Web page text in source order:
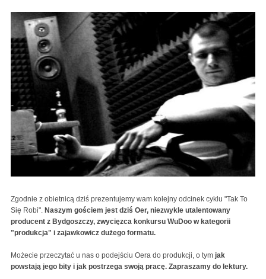
Zgodnie z obietnicą dziś prezentujemy wam kolejny odcinek cyklu "Tak To
Się Robi". Naszym gościem jest dziś Oer, niezwykle utalentowany
producent z Bydgoszczy, zwycięzca konkursu WuDoo w kategorii
"produkcja" i zajawkowicz dużego formatu.
Możecie przeczytać u nas o podejściu Oera do produkcji, o tym jak
powstają jego bity i jak postrzega swoją pracę. Zapraszamy do lektury.